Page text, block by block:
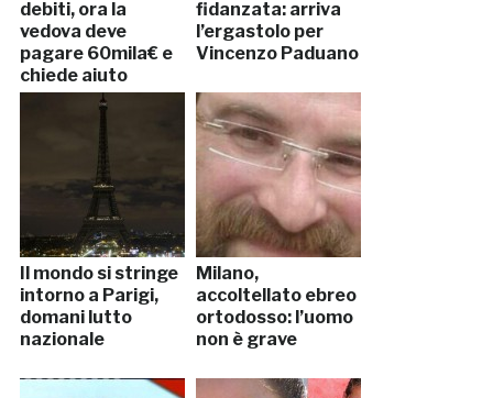
debiti, ora la
vedova deve
pagare 60mila€ e
chiede aiuto
fidanzata: arriva
l’ergastolo per
Vincenzo Paduano
Il mondo si stringe
intorno a Parigi,
domani lutto
nazionale
Milano,
accoltellato ebreo
ortodosso: l’uomo
non è grave